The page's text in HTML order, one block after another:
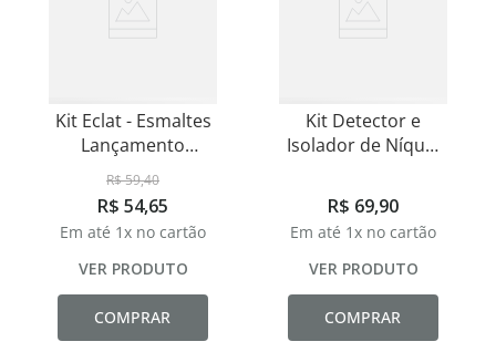
Kit Eclat - Esmaltes
Lançamento
Celeste e Aurora
R$59,40
R$ 54,65
Em até 1x no cartão
VER PRODUTO
COMPRAR
Kit Detector e
Isolador de Níquel
R$ 69,90
Em até 1x no cartão
VER PRODUTO
COMPRAR